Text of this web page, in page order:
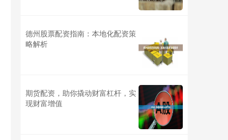
德州股票配资指南：本地化配资策
略解析
期货配资，助你撬动财富杠杆，实
现财富增值